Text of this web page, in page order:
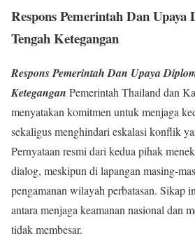
Respons Pemerintah Dan
Tengah Ketegangan
Respons Pemerintah Dan Upaya
Ketegangan Pemerintah Thailand dan
menyatakan komitmen untuk menjaga
sekaligus menghindari eskalasi konflik
Pernyataan resmi dari kedua pihak
dialog, meskipun di lapangan masing-
pengamanan wilayah perbatasan. Sikap
antara menjaga keamanan nasional dan
tidak membesar.